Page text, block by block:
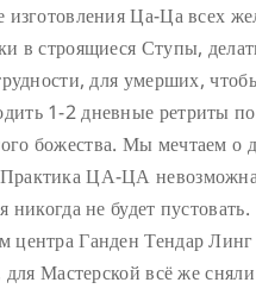
изготовления Ца-Ца всех
в строящиеся Ступы,
для умерших,
1-2 дневные ретриты
божества. Мы мечтаем о
ЦА-ЦА
не будет пустовать.
Ганден Тендар
Мастерской всё же